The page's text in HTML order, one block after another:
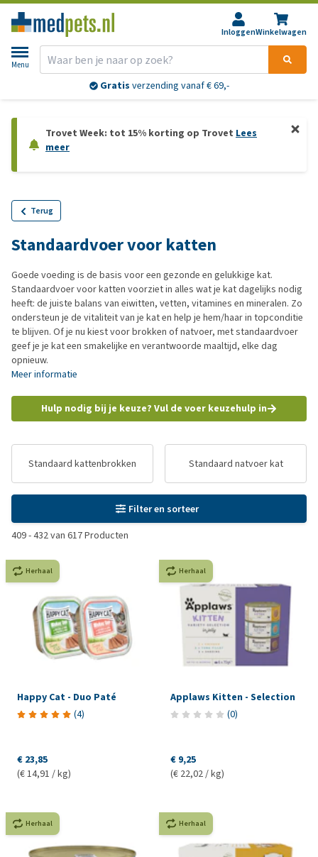
InloggenWinkelwagen
Menu
Gratis verzending vanaf € 69,-
Trovet Week: tot 15% korting op Trovet Lees
meer
Terug
Standaardvoer voor katten
Goede voeding is de basis voor een gezonde en gelukkige kat.
Standaardvoer voor katten voorziet in alles wat je kat dagelijks nodig
heeft: de juiste balans van eiwitten, vetten, vitamines en mineralen. Zo
ondersteun je de vitaliteit van je kat en help je hem/haar in topconditie
te blijven. Of je nu kiest voor brokken of natvoer, met standaardvoer
geef je je kat een smakelijke en verantwoorde maaltijd, elke dag
opnieuw.
Meer informatie
Hulp nodig bij je keuze? Vul de voer keuzehulp in
Standaard kattenbrokken Standaard natvoer kat
Filter en sorteer
409-432van 617Producten
Herhaal
Happy Cat - Duo Paté
(4)
€ 23,85
(€ 14,91 / kg)
Herhaal
Applaws Kitten - Selection
(0)
€ 9,25
(€ 22,02 / kg)
Herhaal Herhaal